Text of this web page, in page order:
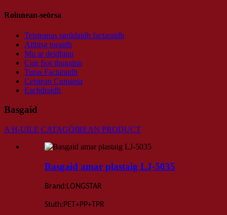
Roinnean-seòrsa
Teisteanas sgrùdaidh factaraidh
Aithisg toraidh
Mu ar deidhinn
Cuir fios thugainn
Turas Factaraidh
Ceistean Cumanta
Eachdraidh
Basgaid
A H-UILE CATAGÓIREAN PRODUCT
Basgaid amar plastaig LJ-5035
Brand:LONGSTAR
Stuth:PET+PP+TPR